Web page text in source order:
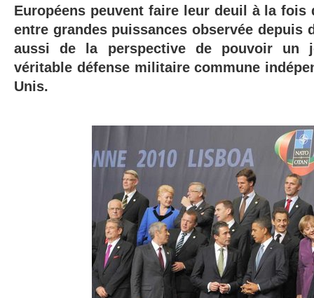
Européens peuvent faire leur deuil à la fois
entre grandes puissances observée depuis
aussi de la perspective de pouvoir un
véritable défense militaire commune
Unis.